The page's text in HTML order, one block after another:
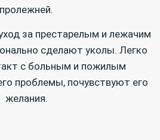
пролежней.
за престарелым и лежачим
сделают уколы. Легко
с больным и пожилым
проблемы, почувствуют его
желания.